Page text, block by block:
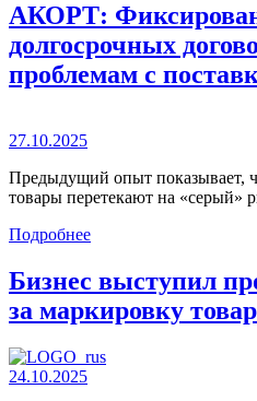
АКОРТ:
долгосрочных
проблемам с
27.10.2025
Предыдущий опыт показывает,
товары перетекают на «серый»
Подробнее
Бизнес выступил
за маркировку
24.10.2025